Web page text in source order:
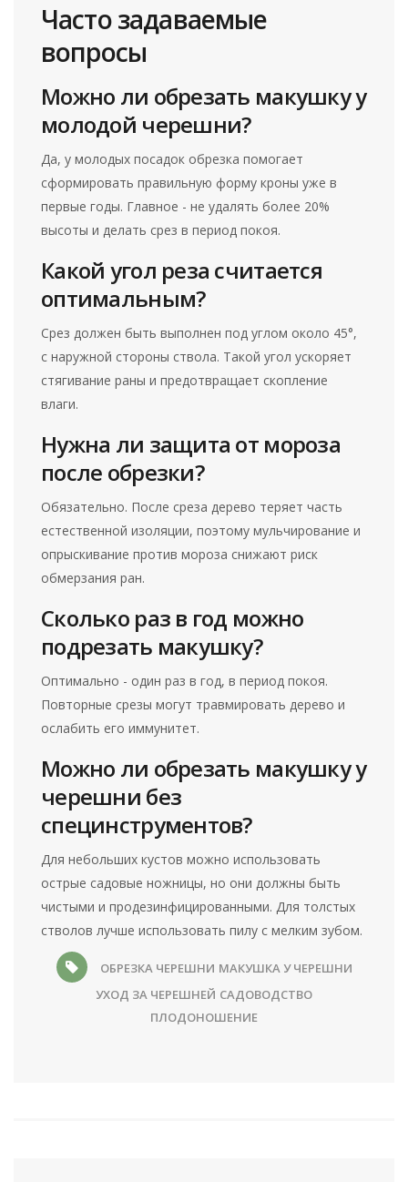
Часто задаваемые
вопросы
Можно ли обрезать макушку у
молодой черешни?
Да, у молодых посадок обрезка помогает
сформировать правильную форму кроны уже в
первые годы. Главное - не удалять более 20%
высоты и делать срез в период покоя.
Какой угол реза считается
оптимальным?
Срез должен быть выполнен под углом около 45°,
с наружной стороны ствола. Такой угол ускоряет
стягивание раны и предотвращает скопление
влаги.
Нужна ли защита от мороза
после обрезки?
Обязательно. После среза дерево теряет часть
естественной изоляции, поэтому мульчирование и
опрыскивание против мороза снижают риск
обмерзания ран.
Сколько раз в год можно
подрезать макушку?
Оптимально - один раз в год, в период покоя.
Повторные срезы могут травмировать дерево и
ослабить его иммунитет.
Можно ли обрезать макушку у
черешни без
специнструментов?
Для небольших кустов можно использовать
острые садовые ножницы, но они должны быть
чистыми и продезинфицированными. Для толстых
стволов лучше использовать пилу с мелким зубом.
ОБРЕЗКА ЧЕРЕШНИ МАКУШКА У ЧЕРЕШНИ
УХОД ЗА ЧЕРЕШНЕЙ САДОВОДСТВО
ПЛОДОНОШЕНИЕ